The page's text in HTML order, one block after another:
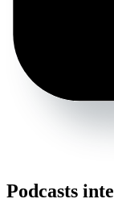
Podcasts